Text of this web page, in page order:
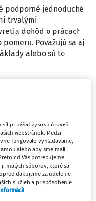
podporné jednoduché
trvalými
dohôd o prácach
Považujú sa aj
alebo sú to
Prihláste sa
len
síl prinášať vysokú úroveň
webstránok. Medzi
fungovalo vyhľadávanie,
alebo aby sme mali
od Vás potrebujeme
malých súborov, ktoré sa
ďakujeme za udelenie
služieb a prispôsobenie